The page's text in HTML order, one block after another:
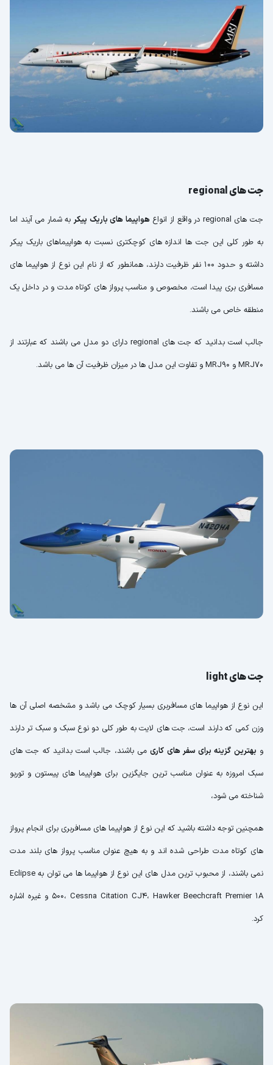
جت های regional
جت های regional در واقع از انواع هواپیما های باریک پیکر به شمار می آیند اما
به طور کلی این جت ها اندازه های کوچکتری نسبت به هواپیماهای باریک پیکر
داشته و حدود 100 نفر ظرفیت دارند، همانطور که از نام این نوع از هواپیما های
مسافری بری پیدا است، مخصوص و مناسب پرواز های کوتاه مدت و در داخل یک
منطقه خاص می باشند.
جالب است بدانید که جت های regional دارای دو مدل می باشند که عبارتند از
MRJ70 و MRJ90 و تفاوت این مدل ها در میزان ظرفیت آن ها می باشد.
جت های light
این نوع از هواپیما های مسافربری بسیار کوچک می باشد و مشخصه اصلی آن ها
وزن کمی که دارند است، جت های لایت به طور کلی دو نوع سبک و سبک تر دارند
و بهترین گزینه برای سفر های کاریمی باشند، جالب است بدانید که جت های
سبک امروزه به عنوان مناسب ترین جایگزین برای هواپیما های پیستون و توربو
شناخته می شود،
همچنین توجه داشته باشید که این نوع از هواپیما های مسافربری برای انجام پرواز
های کوتاه مدت طراحی شده اند و به هیچ عنوان مناسب پرواز های بلند مدت
نمی باشند، از محبوب ترین مدل های این نوع از هواپیما ها می توان به Eclipse
500، Cessna Citation CJ4، Hawker Beechcraft Premier 1A و غیره اشاره
کرد.